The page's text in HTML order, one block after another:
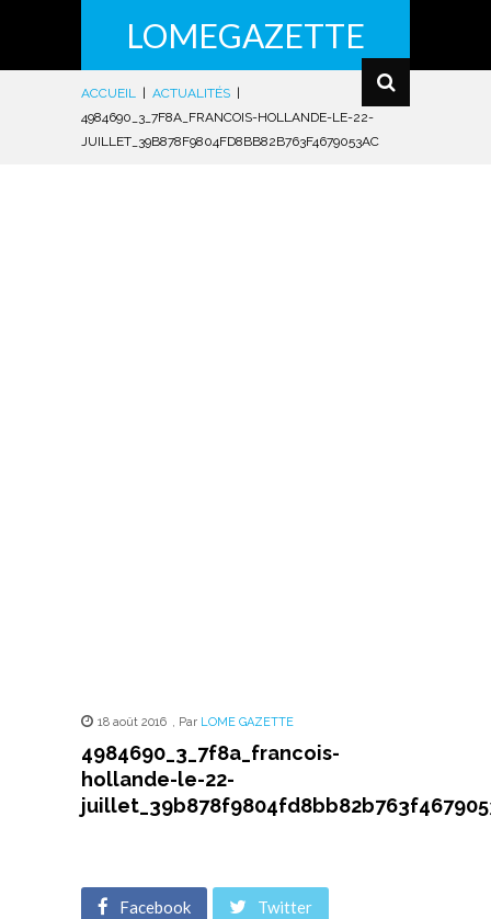
LOMEGAZETTE
ACCUEIL ACTUALITÉS
4984690_3_7F8A_FRANCOIS-HOLLANDE-LE-22-
JUILLET_39B878F9804FD8BB82B763F4679053AC
18 août 2016 , Par LOME GAZETTE
4984690_3_7f8a_francois-
hollande-le-22-
Facebook Twitter